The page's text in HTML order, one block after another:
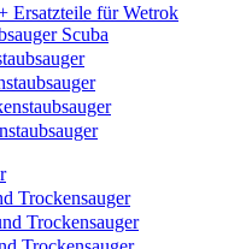
Ersatzteile für Wetrok
Scuba
Trockensauger
Trockensauger